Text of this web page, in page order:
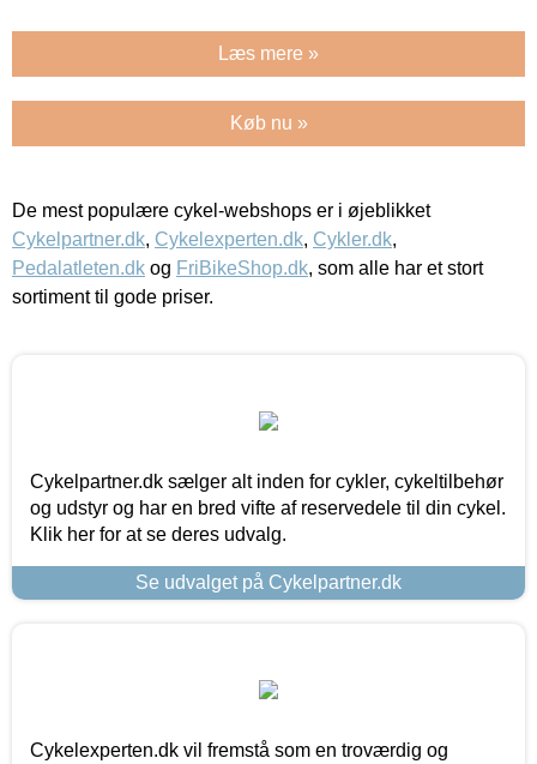
Læs mere »
Køb nu »
De mest populære cykel-webshops er i øjeblikket
Cykelpartner.dk, Cykelexperten.dk, Cykler.dk,
Pedalatleten.dk og FriBikeShop.dk, som alle har et stort
sortiment til gode priser.
Cykelpartner.dk sælger alt inden for cykler, cykeltilbehør
og udstyr og har en bred vifte af reservedele til din cykel.
Klik her for at se deres udvalg.
Se udvalget på Cykelpartner.dk
Cykelexperten.dk vil fremstå som en troværdig og